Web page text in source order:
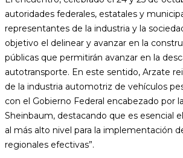
autoridades federales, estatales y
representantes de la industria y la
objetivo el delinear y avanzar en la
públicas que permitirán avanzar en la
autotransporte. En este sentido, Arzate
de la industria automotriz de vehículos
con el Gobierno Federal encabezado por
Sheinbaum, destacando que es esencial
al más alto nivel para la implementación
regionales efectivas”.